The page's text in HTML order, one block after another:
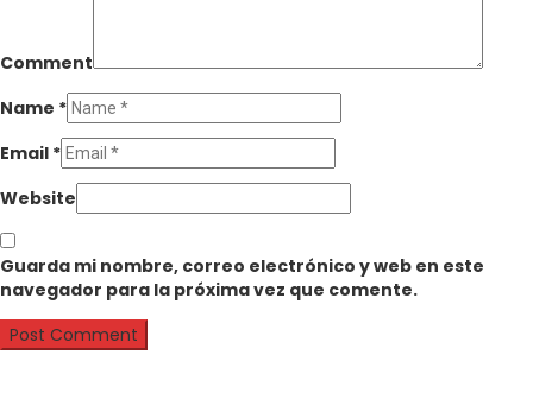
Comment
Name *
Email *
Website
Guarda mi nombre, correo electrónico y web en este
navegador para la próxima vez que comente.